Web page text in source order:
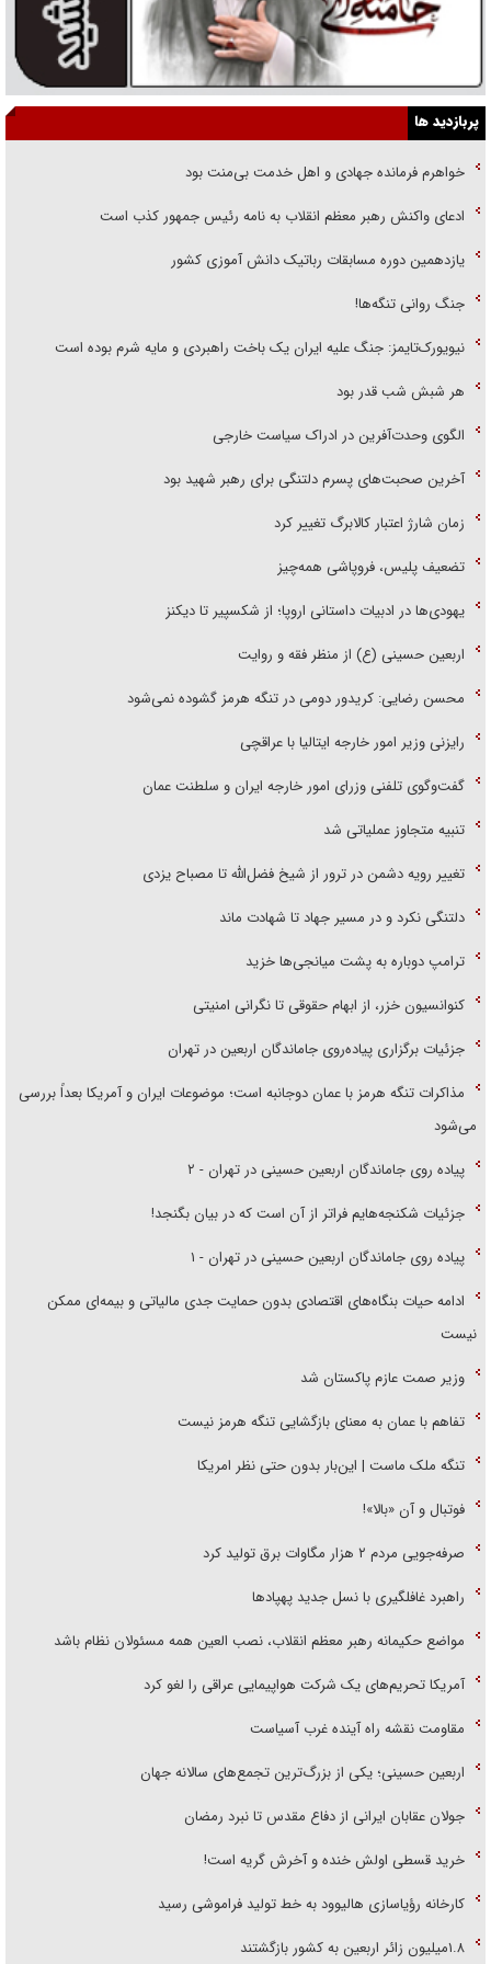
پربازدید ها
خواهرم فرمانده جهادی و اهل خدمت بی‌منت بود
ادعای واکنش رهبر معظم انقلاب به نامه رئیس جمهور کذب است
یازدهمین دوره مسابقات رباتیک دانش آموزی کشور
جنگ روانی تنگه‌ها!
نیویورک‌تایمز: جنگ علیه ایران یک باخت راهبردی و مایه شرم بوده است
هر شبش شب قدر بود
الگوی وحدت‌آفرین در ادراک سیاست خارجی
آخرین صحبت‌های پسرم دلتنگی برای رهبر شهید بود
زمان شارژ اعتبار کالابرگ تغییر کرد
تضعیف پلیس، فروپاشی همه‌چیز
یهودی‌ها در ادبیات داستانی اروپا؛ از شکسپیر تا دیکنز
اربعین حسینی (ع) از منظر فقه و روایت
محسن رضایی: کریدور دومی در تنگه هرمز گشوده نمی‌شود
رایزنی وزیر امور خارجه ایتالیا با عراقچی
گفت‌وگوی تلفنی وزرای امور خارجه ایران و سلطنت عمان
تنبیه متجاوز عملیاتی شد
تغییر رویه دشمن در ترور از شیخ فضل‌الله تا مصباح یزدی
دلتنگی نکرد و در مسیر جهاد تا شهادت ماند
ترامپ دوباره به پشت میانجی‌ها خزید
کنوانسیون خزر، از ابهام حقوقی تا نگرانی امنیتی
جزئیات برگزاری پیاده‌روی جاماندگان اربعین در تهران
مذاکرات تنگه هرمز با عمان دوجانبه است؛ موضوعات ایران و آمریکا بعداً بررسی
می‌شود
پیاده روی جاماندگان اربعین حسینی در تهران - ۲
جزئیات شکنجه‌هایم فراتر از آن است که در بیان بگنجد!
پیاده روی جاماندگان اربعین حسینی در تهران - ۱
ادامه حیات بنگاه‌های اقتصادی بدون حمایت جدی مالیاتی و بیمه‌ای ممکن
نیست
وزیر صمت عازم پاکستان شد
تفاهم با عمان به معنای بازگشایی تنگه هرمز نیست
تنگه ملک ماست | این‌بار بدون حتی نظر امریکا
فوتبال و آن «بالا»!
صرفه‌جویی مردم ۲ هزار مگاوات برق تولید کرد
راهبرد غافلگیری با نسل جدید پهپاد‌ها
مواضع حکیمانه رهبر معظم انقلاب، نصب العین همه مسئولان نظام باشد
آمریکا تحریم‌های یک شرکت هواپیمایی عراقی را لغو کرد
مقاومت نقشه راه آینده غرب آسیاست
اربعین حسینی؛ یکی از بزرگ‌ترین تجمع‌های سالانه جهان
جولان عقابان ایرانی از دفاع مقدس تا نبرد رمضان
خرید قسطی اولش خنده و آخرش گریه است!
کارخانه رؤیاسازی هالیوود به خط تولید فراموشی رسید
۱.۸میلیون زائر اربعین به کشور بازگشتند